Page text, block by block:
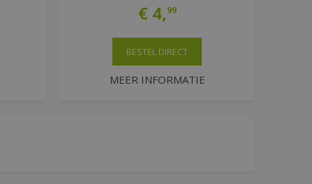
€ 4,99
MEER INFORMATIE
BESTEL DIRECT